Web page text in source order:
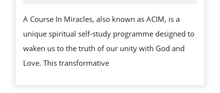
A Course In Miracles, also known as ACIM, is a
unique spiritual self-study programme designed to
waken us to the truth of our unity with God and
Love. This transformative